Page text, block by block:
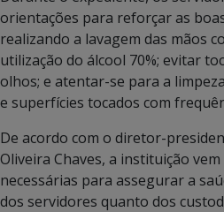
orientações para reforçar as
realizando a lavagem das mãos
utilização do álcool 70%; evitar
olhos; e atentar-se para a
e superfícies tocados com
De acordo com o diretor-
Oliveira Chaves, a instituição
necessárias para assegurar a
dos servidores quanto dos